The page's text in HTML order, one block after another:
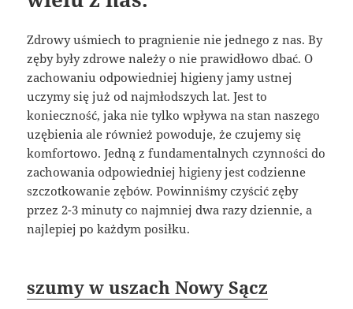
Zdrowy uśmiech to pragnienie nie jednego z nas. By
zęby były zdrowe należy o nie prawidłowo dbać. O
zachowaniu odpowiedniej higieny jamy ustnej
uczymy się już od najmłodszych lat. Jest to
konieczność, jaka nie tylko wpływa na stan naszego
uzębienia ale również powoduje, że czujemy się
komfortowo. Jedną z fundamentalnych czynności do
zachowania odpowiedniej higieny jest codzienne
szczotkowanie zębów. Powinniśmy czyścić zęby
przez 2-3 minuty co najmniej dwa razy dziennie, a
najlepiej po każdym posiłku.
szumy w uszach Nowy Sącz